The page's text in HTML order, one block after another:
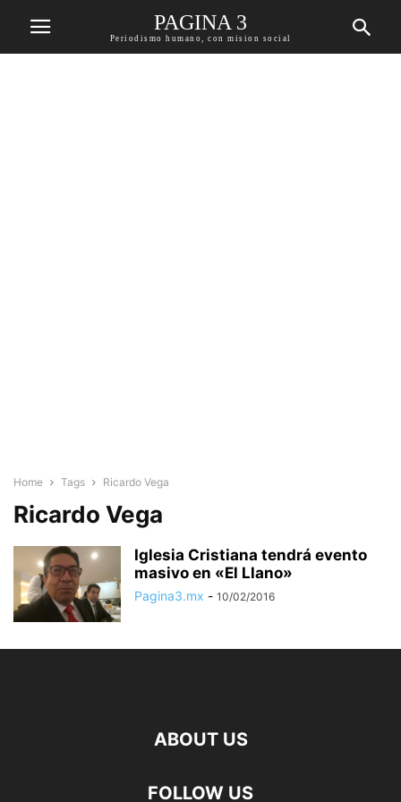
PAGINA 3
Periodismo humano, con mision social
Home Tags Ricardo Vega
Ricardo Vega
Iglesia Cristiana tendrá evento
masivo en «El Llano»
Pagina3.mx - 10/02/2016
ABOUT US
FOLLOW US